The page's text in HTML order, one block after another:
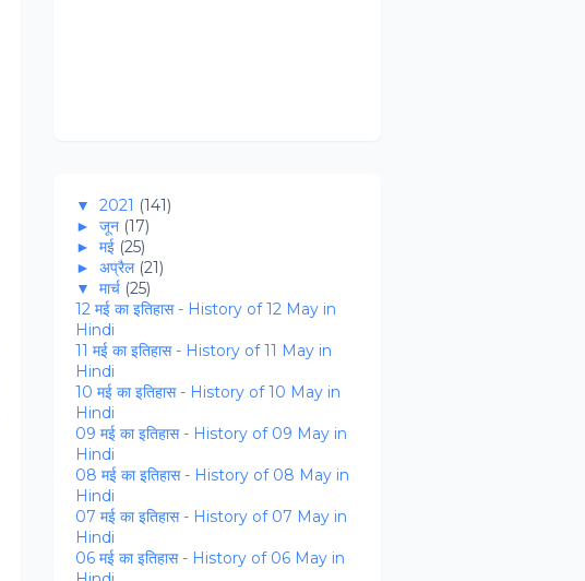
▼ 2021 (141)
► जून (17)
► मई (25)
► अप्रैल (21)
▼
मार्च (25)
12 मई का इतिहास - History of 12 May in
Hindi
11 मई का इतिहास - History of 11 May in
Hindi
10 मई का इतिहास - History of 10 May in
Hindi
09 मई का इतिहास - History of 09 May in
Hindi
08 मई का इतिहास - History of 08 May in
Hindi
07 मई का इतिहास - History of 07 May in
Hindi
06 मई का इतिहास - History of 06 May in